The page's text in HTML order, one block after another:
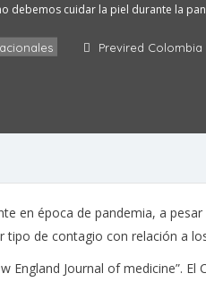
debemos cuidar la piel durante la
Previred Colombia
en época de pandemia, a
tipo de contagio con relación a
England Journal of medicine”. El